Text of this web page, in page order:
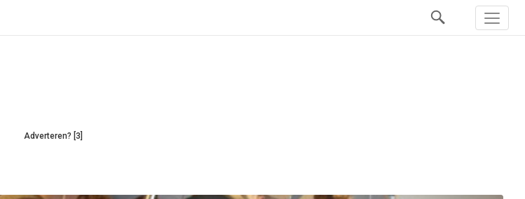
Adverteren? [3]